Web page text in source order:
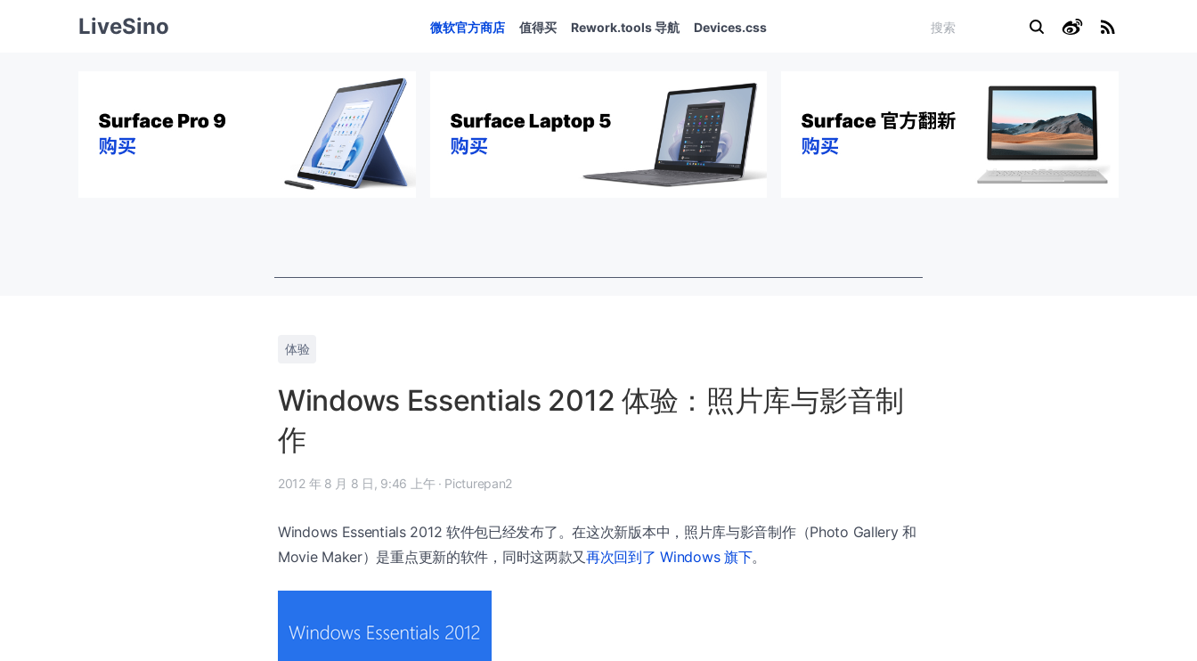
LiveSino 微软官方商店 值得买 Rework.tools 导航 Devices.css
体验
Windows Essentials 2012 体验：照片库与影音制
作
2012 年 8 月 8 日, 9:46 上午 · Picturepan2
Windows Essentials 2012 软件包已经发布了。在这次新版本中，照片库与影音制作（Photo Gallery 和
Movie Maker）是重点更新的软件，同时这两款又再次回到了 Windows 旗下。